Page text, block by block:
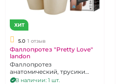
ХИТ
5.0 1 отзыв
Фаллопротез "Pretty Love"
landon
Фаллопротез
анатомический, трусики
джоки, черного цвета
В наличии: 1 шт.